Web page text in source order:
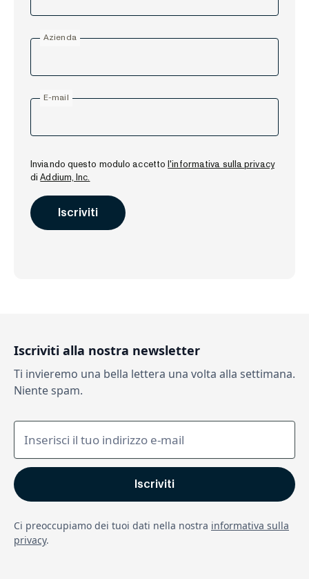
Azienda
E-mail
Inviando questo modulo accettol'informativa sulla privacy
diAddium, Inc.
Iscriviti alla nostra newsletter
Ti invieremo una bella lettera una volta alla settimana.
Niente spam.
Ci preoccupiamo dei tuoi dati nella nostra informativa sulla
privacy.